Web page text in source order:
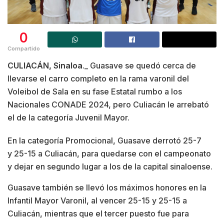
0
Compartido
CULIACÁN, Sinaloa._ Guasave se quedó cerca de
llevarse el carro completo en la rama varonil del
Voleibol de Sala en su fase Estatal rumbo a los
Nacionales CONADE 2024, pero Culiacán le arrebató
el de la categoría Juvenil Mayor.
En la categoría Promocional, Guasave derrotó 25-7
y 25-15 a Culiacán, para quedarse con el campeonato
y dejar en segundo lugar a los de la capital sinaloense.
Guasave también se llevó los máximos honores en la
Infantil Mayor Varonil, al vencer 25-15 y 25-15 a
Culiacán, mientras que el tercer puesto fue para